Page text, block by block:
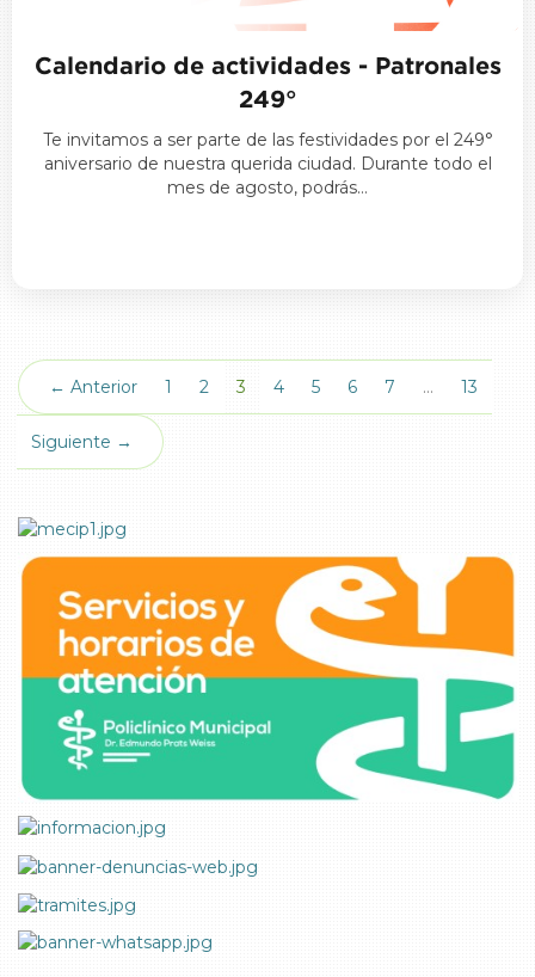
Calendario de actividades - Patronales
249°
Te invitamos a ser parte de las festividades por el 249°
aniversario de nuestra querida ciudad. Durante todo el
mes de agosto, podrás…
← Anterior 1 2 3 (actual)
4 5 6 7 … 13
Siguiente →